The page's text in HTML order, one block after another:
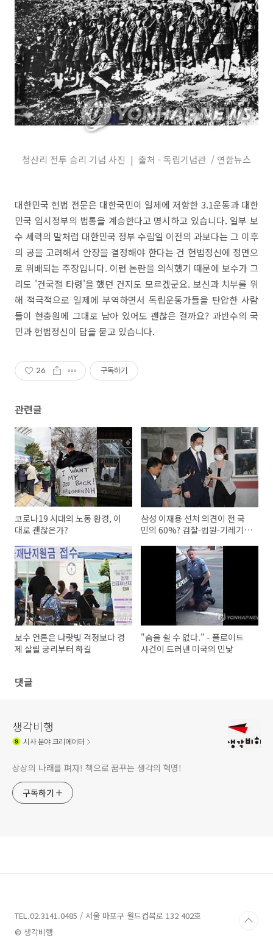
청산리 전투 승리 기념 사진 | 출처 -독립기념관 / 연합뉴스
대한민국 헌법 전문은 대한국민이 일제에 저항한 3.1운동과 대한
민국 임시정부의 법통을 계승한다고 명시하고 있습니다. 일부 보
수 세력의 말처럼 대한민국 정부 수립일 이전의 과보다는 그 이후
의 공을 고려해서 안장을 결정해야 한다는 건 헌법정신에 정면으
로 위배되는 주장입니다. 이런 논란을 의식했기 때문에 보수가 그
리도 '건국절 타령'을 했던 건지도 모르겠군요. 보신과 치부를 위
해 적극적으로 일제에 부역하면서 독립운동가들을 탄압한 사람
들이 현충원에 그대로 남아 있어도 괜찮은 걸까요? 과반수의 국
민과 헌법정신이 답을 묻고 있습니다.
26 구독하기
관련글
코로나19 시대의 노동 환경, 이
대로 괜찮은가?
삼성 이재용 선처 의견이 전 국
민의 60%? 검찰-법원-기레기의
보수 언론은 나랏빚 걱정보다 경
제 살릴 궁리부터 하길
"숨을 쉴 수 없다." - 플로이드
사건이 드러낸 미국의 민낯
댓글
생각비행
시사분야 크리에이터
상상의 나래를 펴자! 책으로 꿈꾸는 생각의 혁명!
구독하기
TEL.02.3141.0485 / 서울 마포구 월드컵북로 132 402호
© 생각비행